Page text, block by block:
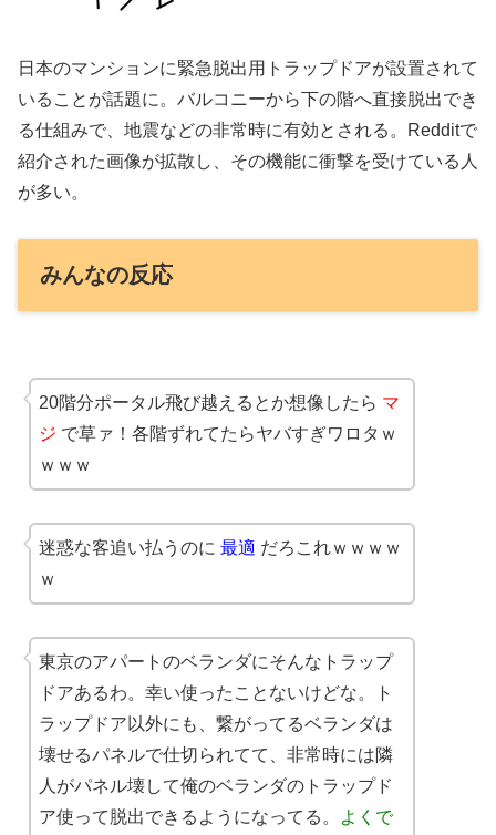
日本のマンションに緊急脱出用トラップドアが設置されて
いることが話題に。バルコニーから下の階へ直接脱出でき
る仕組みで、地震などの非常時に有効とされる。Redditで
紹介された画像が拡散し、その機能に衝撃を受けている人
が多い。
みんなの反応
20階分ポータル飛び越えるとか想像したら マ
ジ で草ァ！各階ずれてたらヤバすぎワロタｗ
ｗｗｗ
迷惑な客追い払うのに 最適 だろこれｗｗｗｗ
ｗ
東京のアパートのベランダにそんなトラップ
ドアあるわ。幸い使ったことないけどな。ト
ラップドア以外にも、繋がってるベランダは
壊せるパネルで仕切られてて、非常時には隣
人がパネル壊して俺のベランダのトラップド
ア使って脱出できるようになってる。
よくで